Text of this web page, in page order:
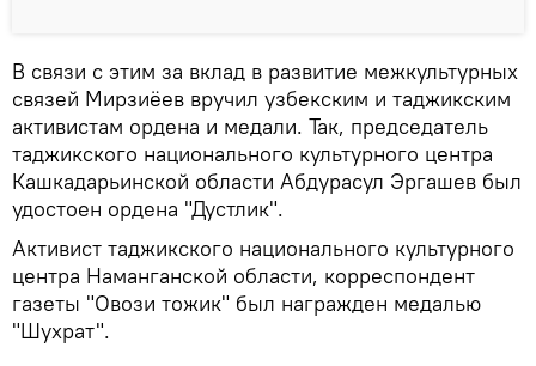
В связи с этим за вклад в развитие межкультурных
связей Мирзиёев вручил узбекским и таджикским
активистам ордена и медали. Так, председатель
таджикского национального культурного центра
Кашкадарьинской области Абдурасул Эргашев был
удостоен ордена "Дустлик".
Активист таджикского национального культурного
центра Наманганской области, корреспондент
газеты "Овози тожик" был награжден медалью
"Шухрат".